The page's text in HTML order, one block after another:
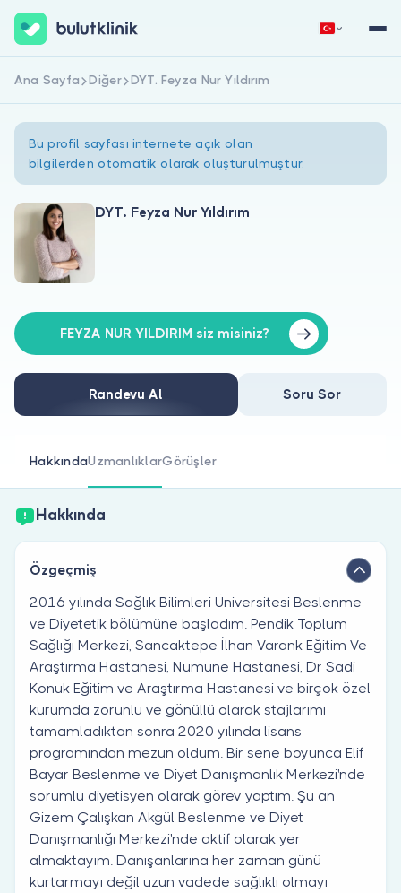
Hakkımızda
Doktorlar için
Doktor musunuz?
Hemen Kaydol Giriş Yap
Ana Sayfa Diğer DYT. Feyza Nur Yıldırım
Bu profil sayfası internete açık olan
bilgilerden otomatik olarak oluşturulmuştur.
DYT. Feyza Nur Yıldırım
FEYZA NUR YILDIRIM siz misiniz?
Randevu Al Soru Sor
HakkındaUzmanlıklarGörüşler
Hakkında
Özgeçmiş
2016 yılında Sağlık Bilimleri Üniversitesi Beslenme
ve Diyetetik bölümüne başladım. Pendik Toplum
Sağlığı Merkezi, Sancaktepe İlhan Varank Eğitim Ve
Araştırma Hastanesi, Numune Hastanesi, Dr Sadi
Konuk Eğitim ve Araştırma Hastanesi ve birçok özel
kurumda zorunlu ve gönüllü olarak stajlarımı
tamamladıktan sonra 2020 yılında lisans
programından mezun oldum. Bir sene boyunca Elif
Bayar Beslenme ve Diyet Danışmanlık Merkezi'nde
sorumlu diyetisyen olarak görev yaptım. Şu an
Gizem Çalışkan Akgül Beslenme ve Diyet
Danışmanlığı Merkezi'nde aktif olarak yer
almaktayım. Danışanlarına her zaman günü
kurtarmayı değil uzun vadede sağlıklı olmayı